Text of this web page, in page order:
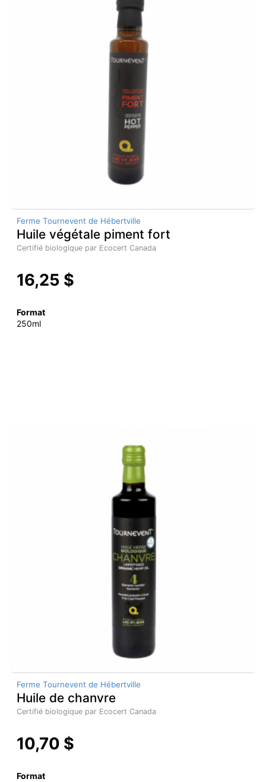
Ferme Tournevent de Hébertville
Huile végétale piment fort
Certifié biologique par Ecocert Canada
16,25 $
Format
250ml
Ferme Tournevent de Hébertville
Huile de chanvre
Certifié biologique par Ecocert Canada
10,70 $
Format